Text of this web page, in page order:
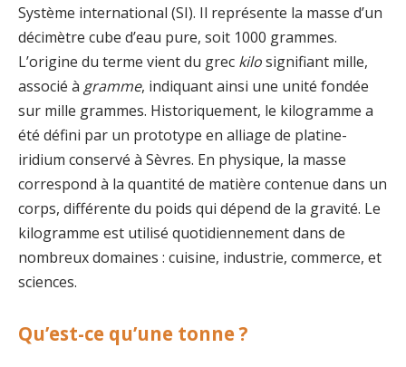
Système international (SI). Il représente la masse d’un
décimètre cube d’eau pure, soit 1000 grammes.
L’origine du terme vient du grec kilosignifiant mille,
associé à gramme, indiquant ainsi une unité fondée
sur mille grammes. Historiquement, le kilogramme a
été défini par un prototype en alliage de platine-
iridium conservé à Sèvres. En physique, la masse
correspond à la quantité de matière contenue dans un
corps, différente du poids qui dépend de la gravité. Le
kilogramme est utilisé quotidiennement dans de
nombreux domaines : cuisine, industrie, commerce, et
sciences.
Qu’est-ce qu’une tonne ?